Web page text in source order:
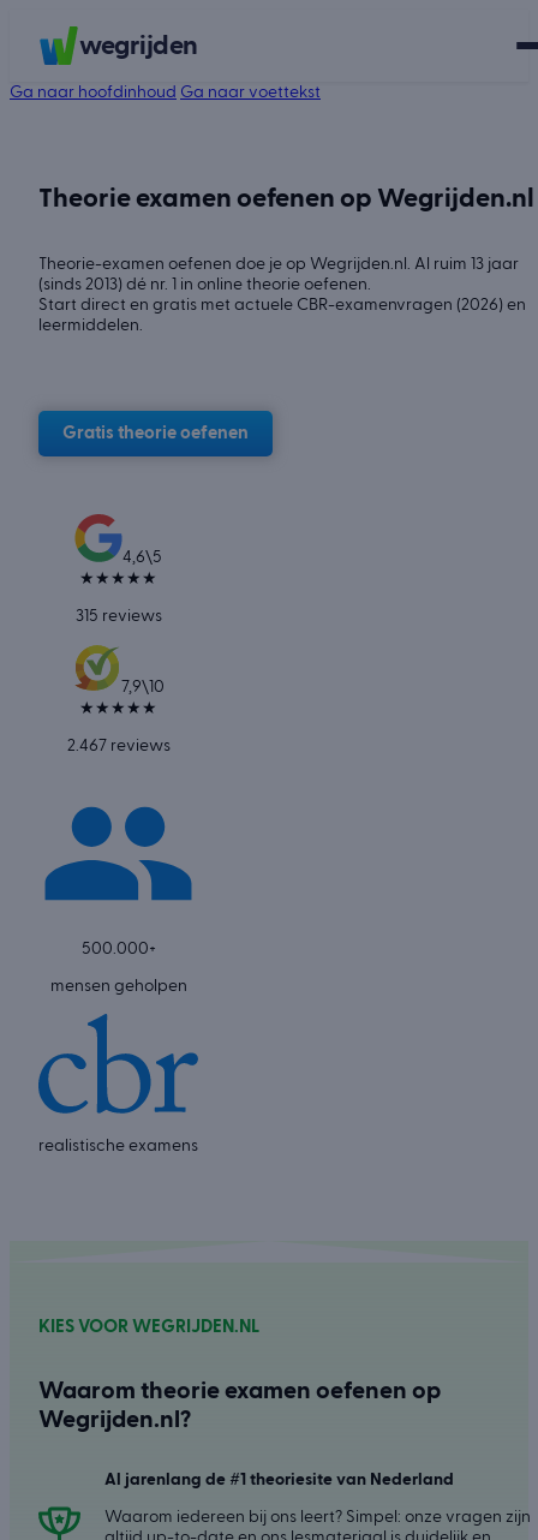
wegrijden
Ga naar hoofdinhoud Ga naar voettekst
Theorie examen oefenen op Wegrijden.nl
Theorie-examen oefenen doe je op Wegrijden.nl. Al ruim 13 jaar
(sinds 2013) dé nr. 1 in online theorie oefenen.
Start direct en gratis met actuele CBR-examenvragen (2026) en
leermiddelen.
Gratis theorie oefenen
4,6\5
★ ★ ★ ★ ★
315 reviews
7,9\10
★ ★ ★ ★ ★
2.467 reviews
500.000+
mensen geholpen
realistische examens
KIES VOOR WEGRIJDEN.NL
Waarom theorie examen oefenen op
Wegrijden.nl?
Al jarenlang de #1 theoriesite van Nederland
Waarom iedereen bij ons leert? Simpel: onze vragen zijn